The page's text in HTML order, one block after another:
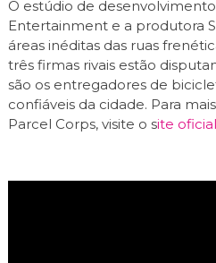
O estúdio de
Entertainment e a produtora
áreas inéditas das ruas
três firmas rivais estão
são os entregadores de
confiáveis ​​da cidade. Para
Parcel Corps, visite o site oficial